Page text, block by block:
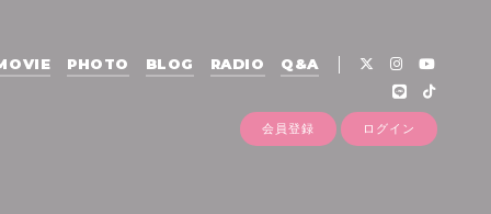
PHOTO BLOG RADIO Q&A
会員登録 ログイン